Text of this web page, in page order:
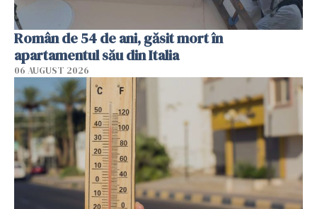
Român de 54 de ani, găsit mort în
apartamentul său din Italia
06 AUGUST 2026